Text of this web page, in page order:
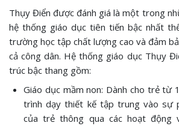
Thụy Điển được đánh giá là một trong
hệ thống giáo dục tiên tiến bậc nhất
trường học tập chất lượng cao và đảm
cả công dân. Hệ thống giáo dục Thụy
trúc bậc thang gồm:
Giáo dục mầm non: Dành cho trẻ từ
trình dạy thiết kế tập trung vào sự
của trẻ thông qua các hoạt động